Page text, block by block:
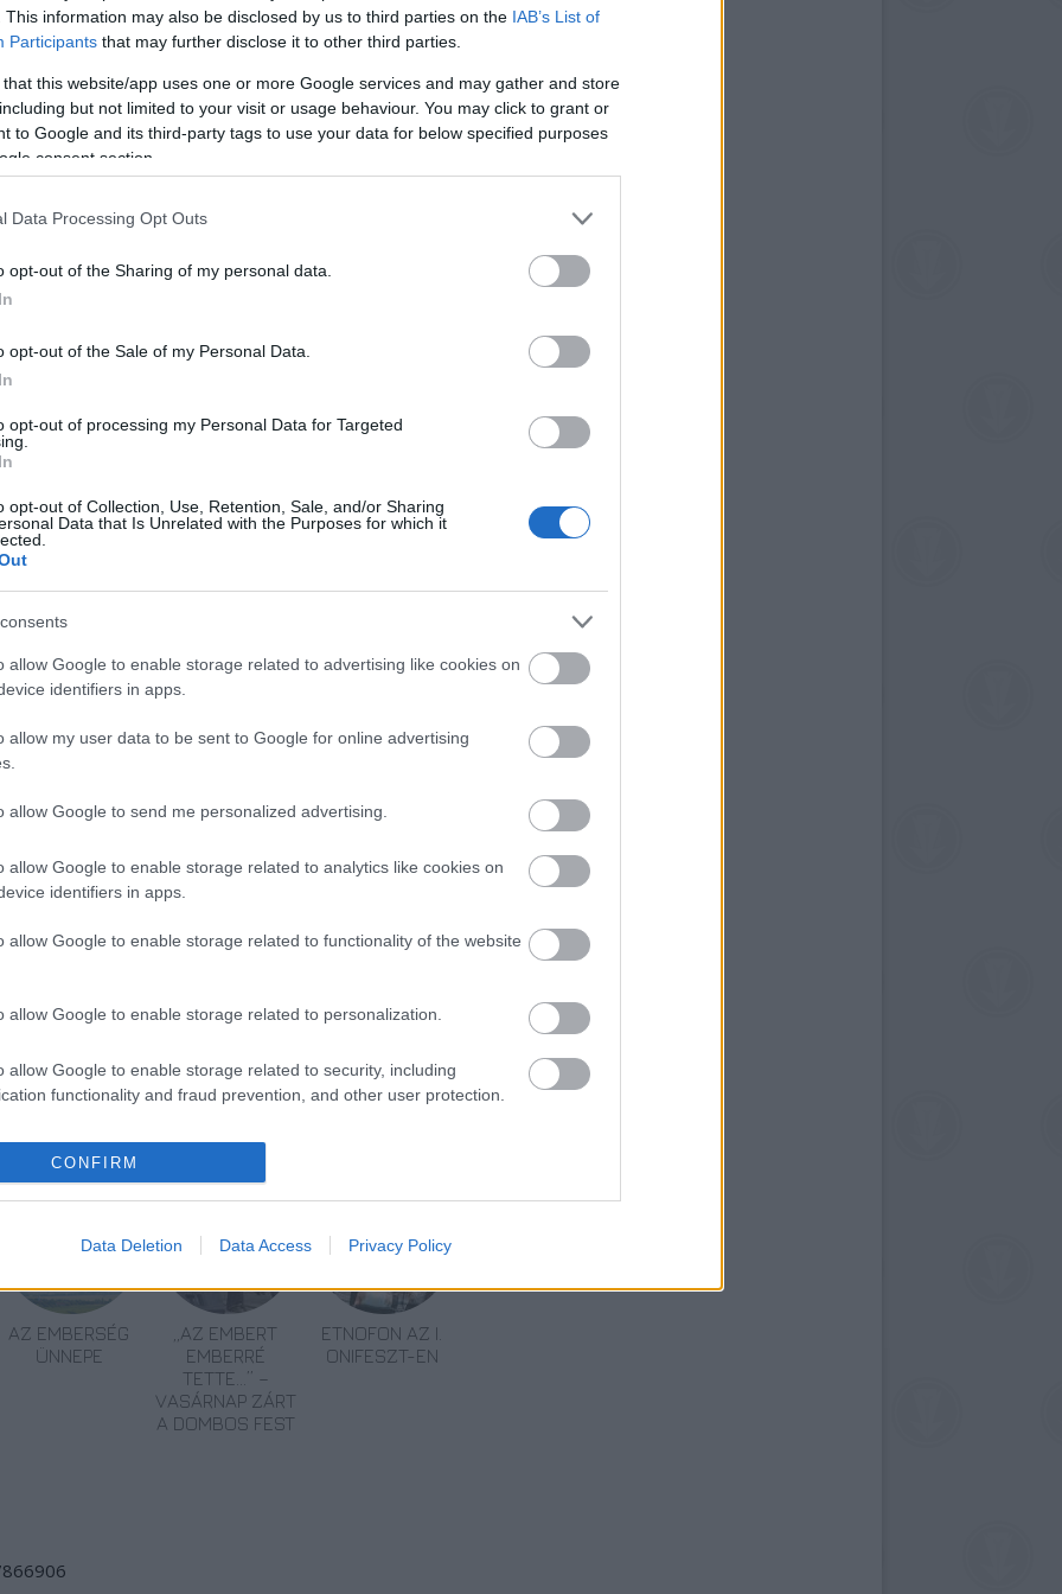
This information may also be disclosed by us to third parties on the IAB’s List of
Participants that may further disclose it to other third parties.
that this website/app uses one or more Google services and may gather and store
but not limited to your visit or usage behaviour. You may click to grant or
to Google and its third-party tags to use your data for below specified purposes
consent section.
Data Processing Opt Outs
opt-out of the Sharing of my personal data.
opt-out of the Sale of my Personal Data.
opt-out of processing my Personal Data for Targeted
opt-out of Collection, Use, Retention, Sale, and/or Sharing
Data that Is Unrelated with the Purposes for which it
allow Google to enable storage related to advertising like cookies on
identifiers in apps.
allow my user data to be sent to Google for online advertising
allow Google to send me personalized advertising.
allow Google to enable storage related to analytics like cookies on
identifiers in apps.
allow Google to enable storage related to functionality of the website
allow Google to enable storage related to personalization.
allow Google to enable storage related to security, including
functionality and fraud prevention, and other user protection.
CONFIRM
Data Deletion Data Access Privacy Policy
dallamra énekel. A második tétel egy városi
imitáló zenei aláfestés tér vissza, amelyre
került.
Bognár Szilvia első két albumát, a 2006-
énekeket is.
készítenék egy anyagot a kiadó
ezt az ötletet" - mesélte az énekesnő.
Mártának, Palya Beának, Csík Jánosnak,
a sorozatban, idén Bognár Szilvia mellett a
csak népdalokat énekelt, most
Hozzátette: nagyon szereti a karácsonyi
sokszínű lemez születik.
a Millenáris Teátrumban a négy-öt
lemezeiről is előad számokat.
Györggyel és a Rackajammel, közös produkciót
én velük éneklek majd egy dalt, és
- mondta Bognár Szilvia.
hogy szeretne minél többet koncertezni
kavalon és furulyán, Gerzson János
Kovács Zoltán nagybőgőn és buzukin, Pál
akusztikus és elektromos gitáron, Thurnay
után 2010-ben várhatóan egy hagyományos
a Téka együttes egykori prímásával, emellett
Dongó Balázs szaxofonos-furulyás-
produkciót. Szó van arról is, hogy Bognár
lemezeken már előfordult duó (nagybőgő és
körét, amely szintén egy lemezhez vezethet.
ebben Szalóki Ágival és Herczku Ágnessel énekel
egy Cseh Tamás-emléklemezen és -koncerten
megzenésítő formáció is, a Sator Quartet,
együtt, és január-február tájékán
Szilvia.
AZ EMBERSÉG
ÜNNEPE
„AZ EMBERT
EMBERRÉ
TETTE…” –
VASÁRNAP ZÁRT
A DOMBOS FEST
ETNOFON AZ I.
ONIFESZT-EN